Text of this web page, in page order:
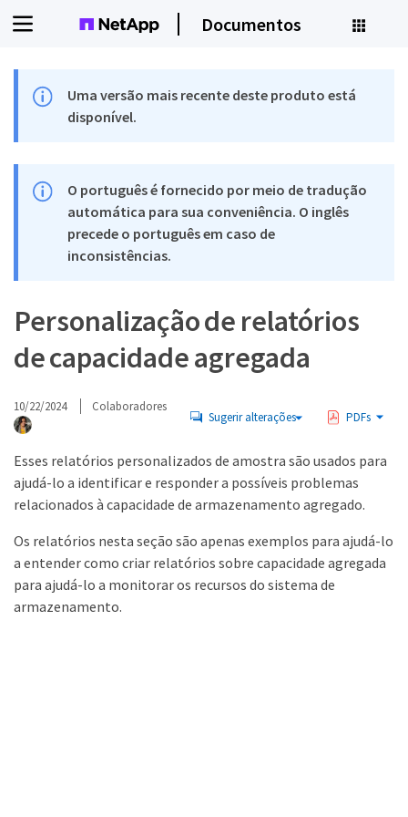
Documentos
Uma versão mais recente deste produto está
disponível.
O português é fornecido por meio de tradução
automática para sua conveniência. O inglês
precede o português em caso de
inconsistências.
Personalização de relatórios
de capacidade agregada
10/22/2024 Colaboradores
Sugerir alterações PDFs
Esses relatórios personalizados de amostra são usados para
ajudá-lo a identificar e responder a possíveis problemas
relacionados à capacidade de armazenamento agregado.
Os relatórios nesta seção são apenas exemplos para ajudá-lo
a entender como criar relatórios sobre capacidade agregada
para ajudá-lo a monitorar os recursos do sistema de
armazenamento.